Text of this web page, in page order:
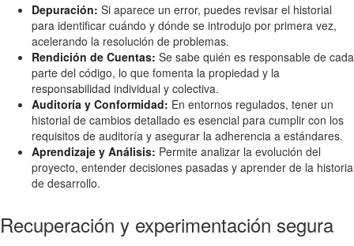
Depuración: Si aparece un error, puedes revisar el historial
para identificar cuándo y dónde se introdujo por primera vez,
acelerando la resolución de problemas.
Rendición de Cuentas: Se sabe quién es responsable de cada
parte del código, lo que fomenta la propiedad y la
responsabilidad individual y colectiva.
Auditoría y Conformidad: En entornos regulados, tener un
historial de cambios detallado es esencial para cumplir con los
requisitos de auditoría y asegurar la adherencia a estándares.
Aprendizaje y Análisis: Permite analizar la evolución del
proyecto, entender decisiones pasadas y aprender de la historia
de desarrollo.
Recuperación y experimentación segura